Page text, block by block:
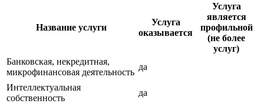
Название услуги
Услуга
оказывается
Услуга
является
профильной
(не более
услуг)
Банковская, некредитная,
микрофинансовая деятельность
да
Интеллектуальная
собственность
да